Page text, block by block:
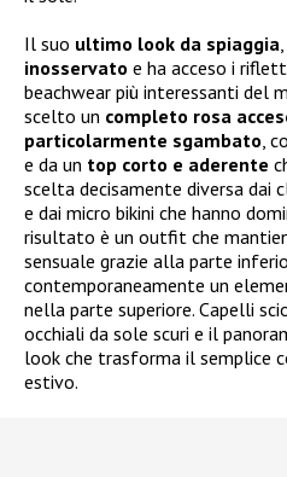
Il suo ultimo look da spiaggia
inosservato e ha acceso i
beachwear più interessanti del
scelto un completo rosa
particolarmente sgambato,
e da un top corto e aderente
scelta decisamente diversa dai
e dai micro bikini che hanno
risultato è un outfit che
sensuale grazie alla parte
contemporaneamente un
nella parte superiore. Capelli
occhiali da sole scuri e il
look che trasforma il semplice
estivo.